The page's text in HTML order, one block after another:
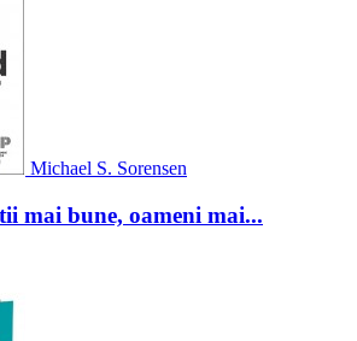
Michael S. Sorensen
mai bune, oameni mai...